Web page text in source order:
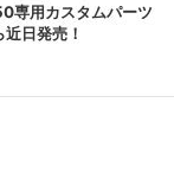
専用カスタムパーツ
日発売！